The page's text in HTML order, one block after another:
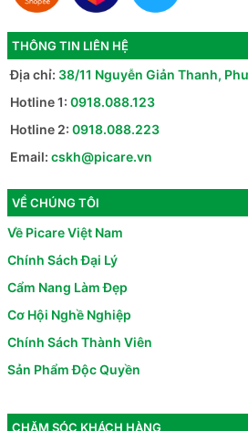
THÔNG TIN LIÊN HỆ
Địa chỉ: 38/11 Nguyễn Giản Thanh,
Hotline 1: 0918.088.123
Hotline 2: 0918.088.223
Email: cskh@picare.vn
VỀ CHÚNG TÔI
Về Picare Việt Nam
Chính Sách Đại Lý
Cẩm Nang Làm Đẹp
Cơ Hội Nghề Nghiệp
Chính Sách Thành Viên
Sản Phẩm Độc Quyền
CHĂM SÓC KHÁCH HÀNG